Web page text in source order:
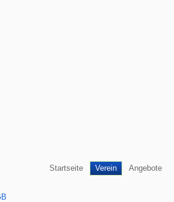
Startseite Verein Angebote